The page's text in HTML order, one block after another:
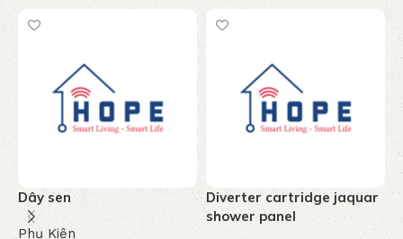
Dây sen
Phụ Kiện
Diverter cartridge jaquar
shower panel